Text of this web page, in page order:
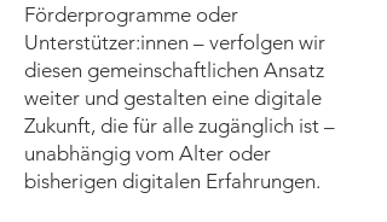
Förderprogramme oder
Unterstützer:innen – verfolgen wir
diesen gemeinschaftlichen Ansatz
weiter und gestalten eine digitale
Zukunft, die für alle zugänglich ist –
unabhängig vom Alter oder
bisherigen digitalen Erfahrungen.